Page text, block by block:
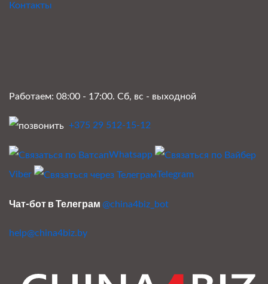
Контакты
Работаем: 08:00 - 17:00. Сб, вс - выходной
+375 29 512-15-12
Whatsapp
Viber Telegram
Чат-бот в Телеграм @china4biz_bot
help@china4biz.by